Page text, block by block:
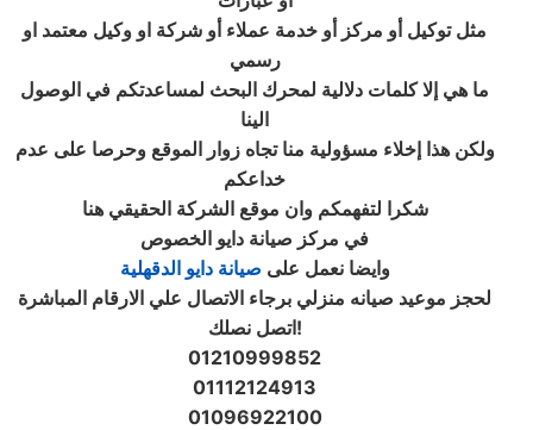
مثل توكيل أو مركز أو خدمة عملاء أو شركة او وكيل معتمد او
رسمي
ما هي إلا كلمات دلالية لمحرك البحث لمساعدتكم في الوصول
الينا
ولكن هذا إخلاء مسؤولية منا تجاه زوار الموقع وحرصا على عدم
خداعكم
شكرا لتفهمكم وان موقع الشركة الحقيقي هنا
في مركز صيانة دايو الخصوص
وايضا نعمل على صيانة دايو الدقهلية
لحجز موعيد صيانه منزلي برجاء الاتصال علي الارقام المباشرة
اتصل نصلك!
01210999852
01112124913
01096922100